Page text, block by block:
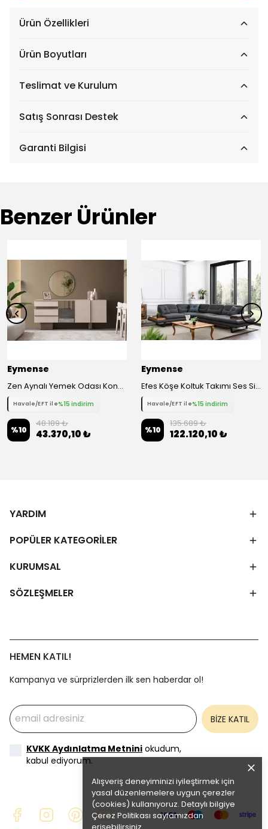
Alışveriş deneyiminizi iyileştirmek için
yasal düzenlemelere uygun çerezler
(cookies) kullanıyoruz. Detaylı bilgiye
Çerez Politikası sayfamızdan
Ürün Özellikleri
Ürün Boyutları
Teslimat ve Kurulum
Satış Sonrası Destek
Garanti Bilgisi
Benzer Ürünler
Eymense
Zen Aynalı Yemek Odası Konsolu
Havale/EFT ile%15 indirim
%10
48.189 ₺
43.370,10 ₺
Eymense
Efes Köşe Koltuk Takımı Ses Sistemli
Havale/EFT ile%15 indirim
%10
135.689 ₺
122.120,10 ₺
YARDIM
POPÜLER KATEGORİLER
KURUMSAL
SÖZLEŞMELER
HEMEN KATIL!
Kampanya ve sürprizlerden ilk sen haberdar ol!
BİZE KATIL
KVKK Aydınlatma Metnini okudum,
kabul ediyorum.